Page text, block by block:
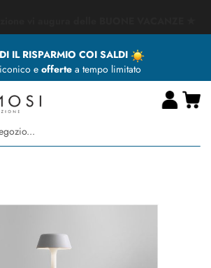
IL RISPARMIO COI SALDI
e offertea tempo limitato